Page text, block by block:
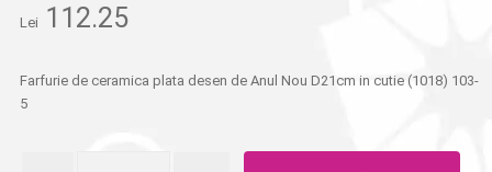
Lei 112.25
Farfurie de ceramica plata desen de Anul Nou D21cm in cutie (1018) 103-
5